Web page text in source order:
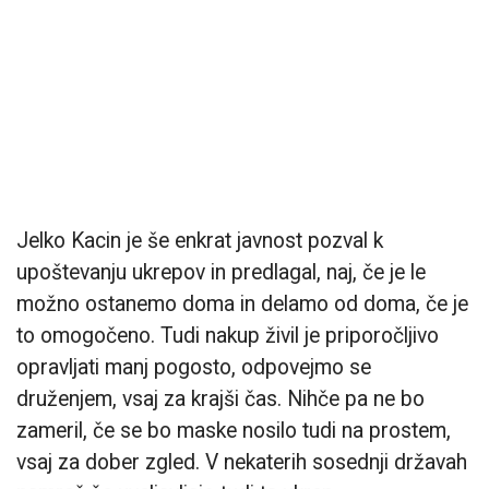
Jelko Kacin je še enkrat javnost pozval k
upoštevanju ukrepov in predlagal, naj, če je le
možno ostanemo doma in delamo od doma, če je
to omogočeno. Tudi nakup živil je priporočljivo
opravljati manj pogosto, odpovejmo se
druženjem, vsaj za krajši čas. Nihče pa ne bo
zameril, če se bo maske nosilo tudi na prostem,
vsaj za dober zgled. V nekaterih sosednji državah